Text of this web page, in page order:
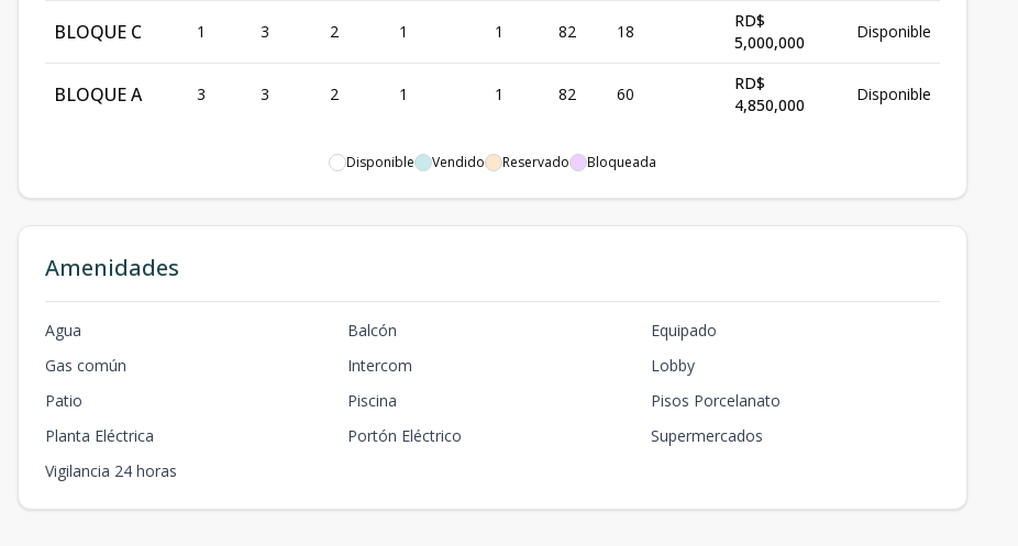
BLOQUE C 1 3 2 1 1 82 18
RD$
5,000,000
Disponible
BLOQUE A 3 3 2 1 1 82 60
RD$
4,850,000
Disponible
Disponible Vendido Reservado Bloqueada
Amenidades
Agua Balcón
Equipado
Gas común
Intercom
Lobby
Patio
Piscina
Pisos Porcelanato
Planta Eléctrica
Portón Eléctrico
Supermercados
Vigilancia 24 horas